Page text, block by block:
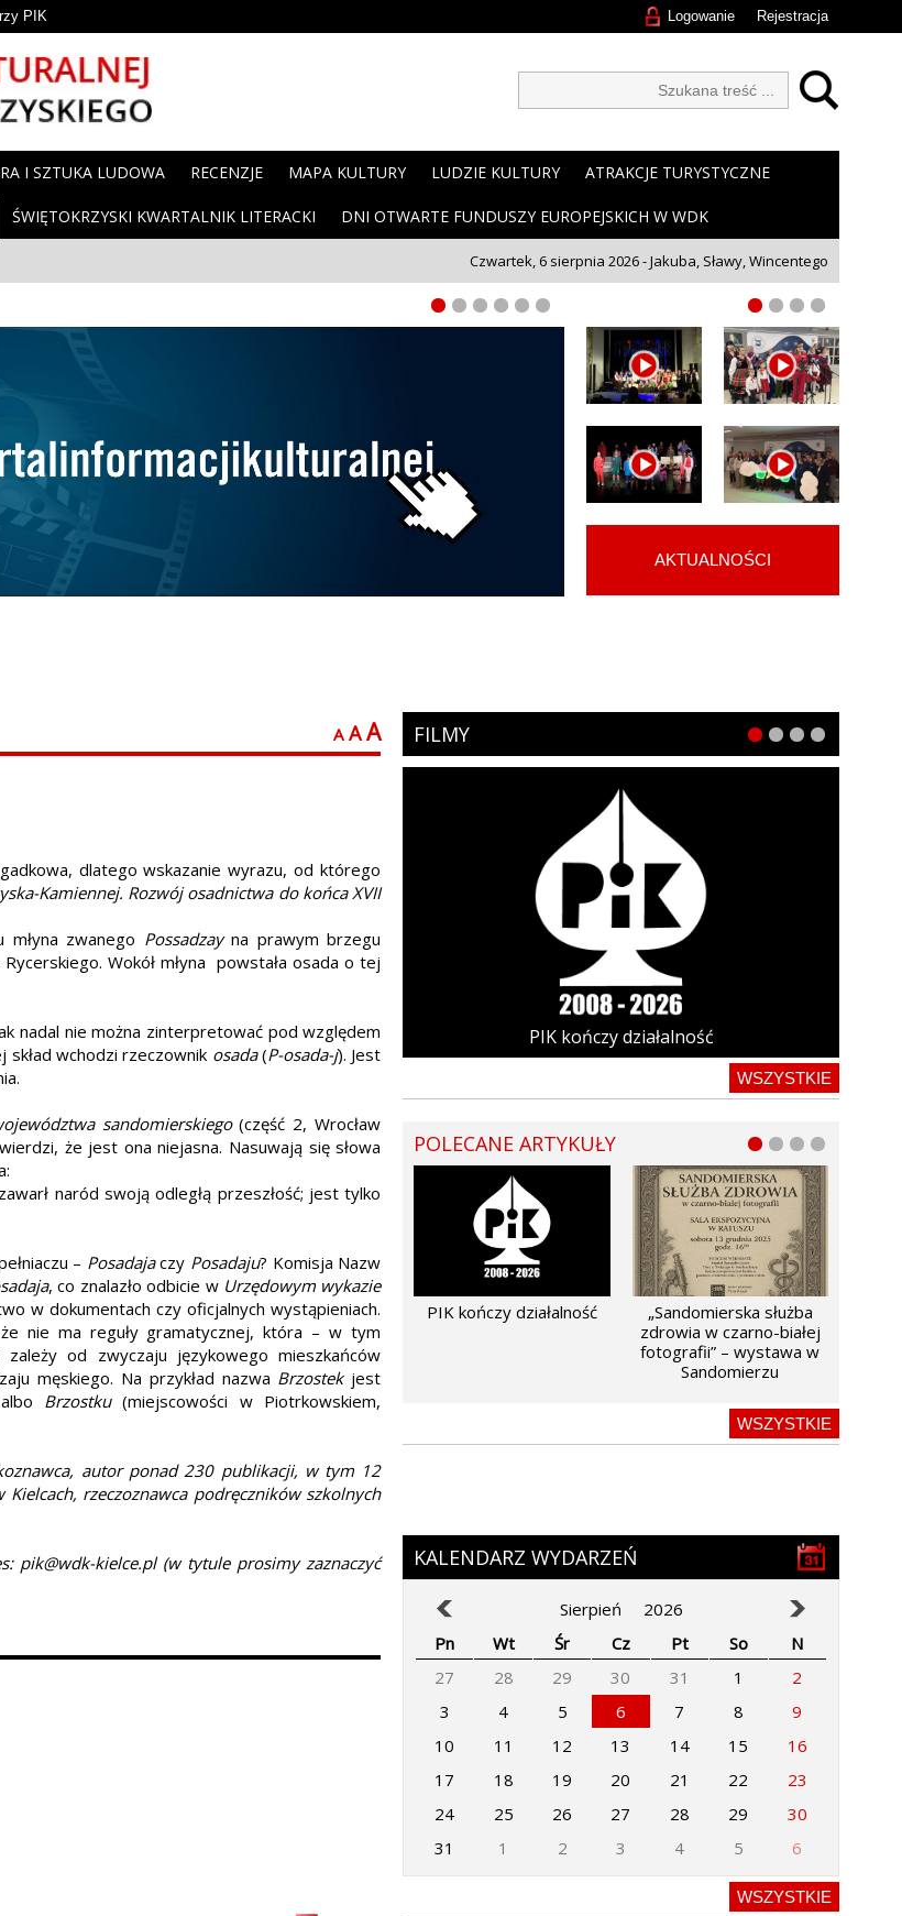
Rejestracja
Logowanie
PIK
I SZTUKA LUDOWA RECENZJE MAPA KULTURY LUDZIE KULTURY ATRAKCJE TURYSTYCZNE
ŚWIĘTOKRZYSKI KWARTALNIK LITERACKI DNI OTWARTE FUNDUSZY EUROPEJSKICH W WDK
Czwartek, 6 sierpnia 2026 - Jakuba, Sławy, Wincentego
AKTUALNOŚCI
A A A
dlatego wskazanie wyrazu, od którego
Kamiennej. Rozwój osadnictwa do końca XVII
zwanego Possadzayna prawym brzegu
Wokół młyna powstała osada o tej
nadal nie można zinterpretować pod względem
skład wchodzi rzeczownik osada(P-osada-j). Jest
sandomierskiego(część 2, Wrocław
że jest ona niejasna. Nasuwają się słowa
naród swoją odległą przeszłość; jest tylko
– Posadajaczy Posadaju? Komisja Nazw
, co znalazło odbicie w Urzędowym wykazie
w dokumentach czy oficjalnych wystąpieniach.
nie ma reguły gramatycznej, która – w tym
od zwyczaju językowego mieszkańców
męskiego. Na przykład nazwa Brzostekjest
Brzostku(miejscowości w Piotrkowskiem,
autor ponad 230 publikacji, w tym 12
rzeczoznawca podręczników szkolnych
pik@wdk-kielce.pl (w tytule prosimy zaznaczyć
FILMY
PIK kończy działalność
WSZYSTKIE
POLECANE ARTYKUŁY
PIK kończy działalność
„Sandomierska służba
zdrowia w czarno-białej
fotografii” – wystawa w
Sandomierzu
WSZYSTKIE
KALENDARZ WYDARZEŃ
Sierpień
2026
Pn
Wt Śr Cz Pt So
N
27
28 29 30 31 1
2
3
4 5 6 7 8
9
10
11 12 13 14 15
16
17
18 19 20 21 22
23
24
25 26 27 28 29
30
31
1 2 3 4 5 6
WSZYSTKIE